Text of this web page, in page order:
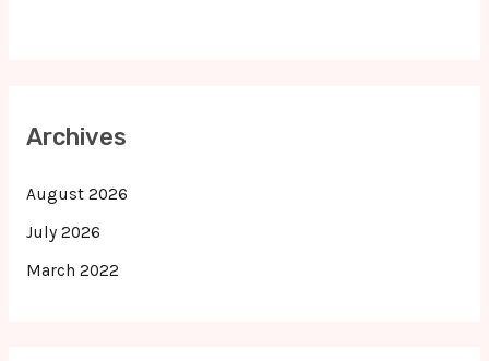
Archives
August 2026
July 2026
March 2022